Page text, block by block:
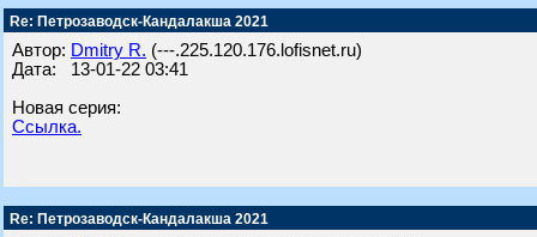
Re: Петрозаводск-Кандалакша 2021
Автор: Dmitry R. (---.225.120.176.lofisnet.ru)
Дата: 13-01-22 03:41
Новая серия:
Ссылка.
Re: Петрозаводск-Кандалакша 2021